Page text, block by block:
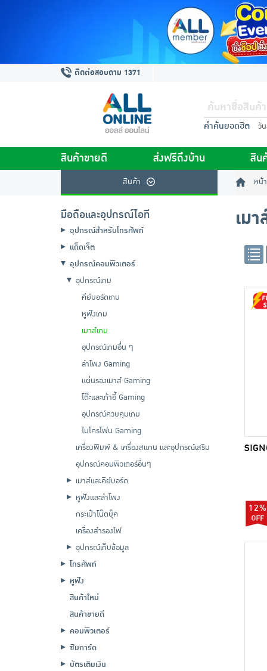
ติดต่อสอบถาม 1371
คำค้นยอดฮิต วั
สินค้าขายดี ส่งฟรีถึงบ้าน สิน
สินค้า หน้
มือถือและอุปกรณ์ไอที
อุปกรณ์สำหรับโทรศัพท์
แก็ดเจ็ต
อุปกรณ์คอมพิวเตอร์
อุปกรณ์เกม
คีย์บอร์ดเกม
หูฟังเกม
เมาส์เกม
อุปกรณ์เกมอื่น ๆ
ลำโพง Gaming
แผ่นรองเมาส์ Gaming
โต๊ะและเก้าอี้ Gaming
อุปกรณ์ควบคุมเกม
ไมโครโฟน Gaming
เครื่องพิมพ์ & เครื่องสแกน และอุปกรณ์เสริม
อุปกรณ์คอมพิวเตอร์อื่นๆ
เมาส์และคีย์บอร์ด
หูฟังและลำโพง
กระเป๋าโน๊ตบุ๊ค
เครื่องสำรองไฟ
อุปกรณ์เก็บข้อมูล
โทรศัพท์
หูฟัง
สินค้าใหม่
สินค้าขายดี
คอมพิวเตอร์
ซิมการ์ด
บัตรเติมเงิน
เม
12%